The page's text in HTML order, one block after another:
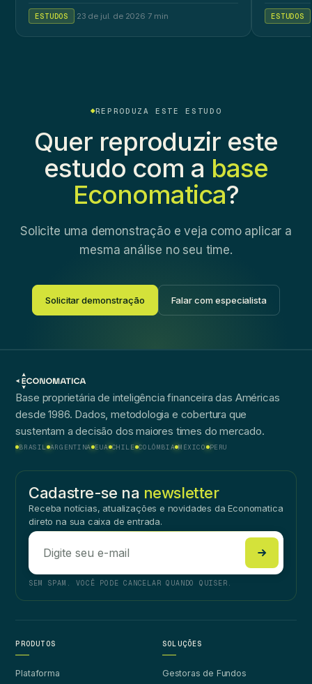
ESTUDOS 23 de jul. de 2026 7 min ESTUDOS
REPRODUZA ESTE ESTUDO
Quer reproduzir este
estudo com a base
Economatica?
Solicite uma demonstração e veja como aplicar a
mesma análise no seu time.
Solicitar demonstração Falar com especialista
Base proprietária de inteligência financeira das Américas
desde 1986. Dados, metodologia e cobertura que
sustentam a decisão dos maiores times do mercado.
BRASIL ARGENTINA EUA CHILE COLÔMBIA MÉXICO PERU
Cadastre-se na newsletter
Receba notícias, atualizações e novidades da Economatica
direto na sua caixa de entrada.
SEM SPAM. VOCÊ PODE CANCELAR QUANDO QUISER.
PRODUTOS
Plataforma
SOLUÇÕES
Gestoras de Fundos